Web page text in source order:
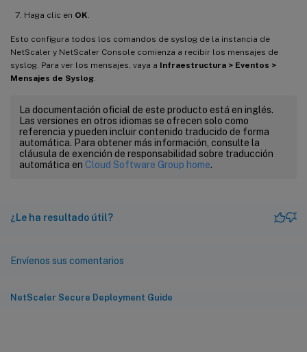
Haga clic en OK
Esto configura todos los comandos de syslog de la instancia de
NetScaler y NetScaler Console comienza a recibir los mensajes de
syslog. Para ver los mensajes, vaya a Infraestructura > Eventos >
Mensajes de Syslog
La documentación oficial de este producto está en inglés.
Las versiones en otros idiomas se ofrecen solo como
referencia y pueden incluir contenido traducido de forma
automática. Para obtener más información, consulte la
cláusula de exención de responsabilidad sobre traducción
automática en Cloud Software Group home.
¿Le ha resultado útil?
Envíenos sus comentarios
NetScaler Secure Deployment Guide